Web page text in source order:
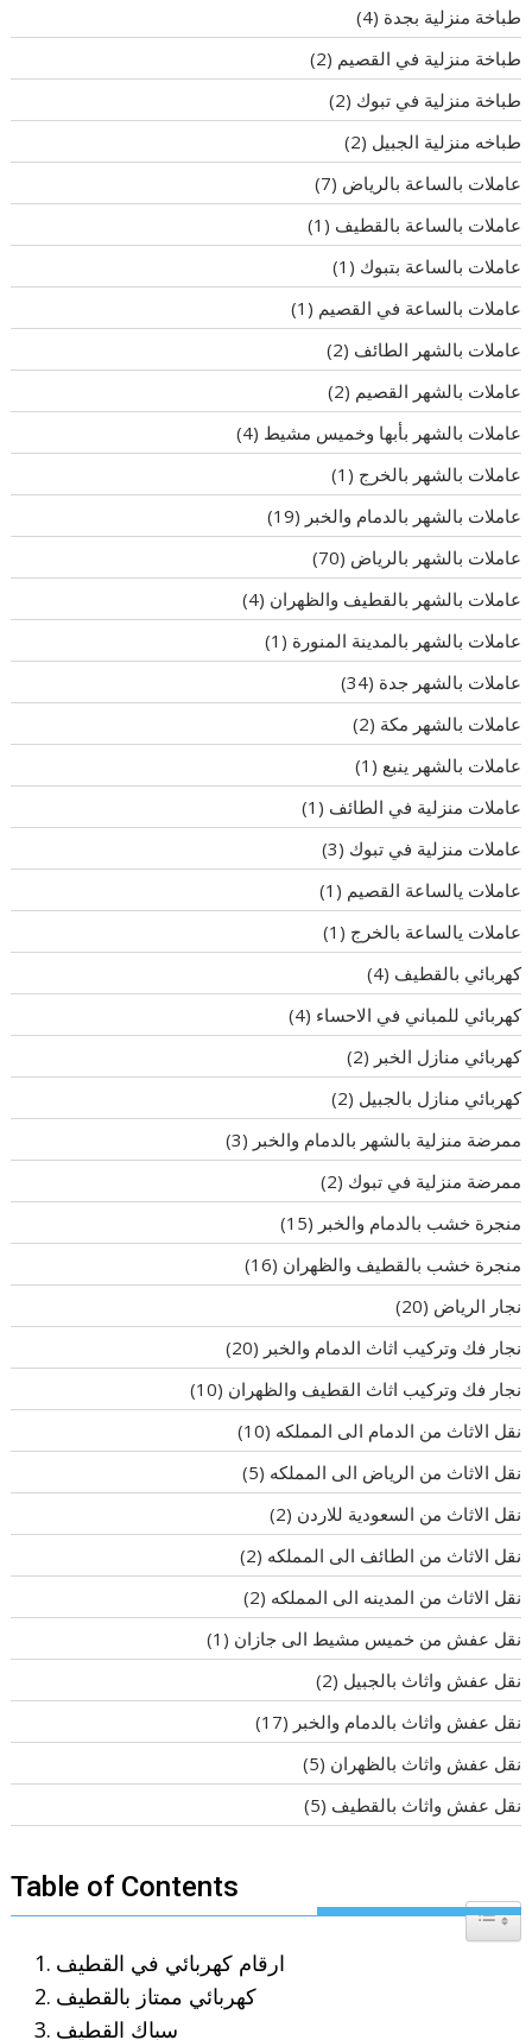
طباخة منزلية بجدة (4)
طباخة منزلية في القصيم (2)
طباخة منزلية في تبوك (2)
طباخه منزلية الجبيل (2)
عاملات بالساعة بالرياض (7)
عاملات بالساعة بالقطيف (1)
عاملات بالساعة بتبوك (1)
عاملات بالساعة في القصيم (1)
عاملات بالشهر الطائف (2)
عاملات بالشهر القصيم (2)
عاملات بالشهر بأبها وخميس مشيط (4)
عاملات بالشهر بالخرج (1)
عاملات بالشهر بالدمام والخبر (19)
عاملات بالشهر بالرياض (70)
عاملات بالشهر بالقطيف والظهران (4)
عاملات بالشهر بالمدينة المنورة (1)
عاملات بالشهر جدة (34)
عاملات بالشهر مكة (2)
عاملات بالشهر ينبع (1)
عاملات منزلية في الطائف (1)
عاملات منزلية في تبوك (3)
عاملات يالساعة القصيم (1)
عاملات يالساعة بالخرج (1)
كهربائي بالقطيف (4)
كهربائي للمباني في الاحساء (4)
كهربائي منازل الخبر (2)
كهربائي منازل بالجبيل (2)
ممرضة منزلية بالشهر بالدمام والخبر (3)
ممرضة منزلية في تبوك (2)
منجرة خشب بالدمام والخبر (15)
منجرة خشب بالقطيف والظهران (16)
نجار الرياض (20)
نجار فك وتركيب اثاث الدمام والخبر (20)
نجار فك وتركيب اثاث القطيف والظهران (10)
نقل الاثاث من الدمام الى المملكه (10)
نقل الاثاث من الرياض الى المملكه (5)
نقل الاثاث من السعودية للاردن (2)
نقل الاثاث من الطائف الى المملكه (2)
نقل الاثاث من المدينه الى المملكه (2)
نقل عفش من خميس مشيط الى جازان (1)
نقل عفش واثاث بالجبيل (2)
نقل عفش واثاث بالدمام والخبر (17)
نقل عفش واثاث بالظهران (5)
نقل عفش واثاث بالقطيف (5)
Table of Contents
Toggle
ارقام كهربائي في القطيف
كهربائي ممتاز بالقطيف
سباك القطيف